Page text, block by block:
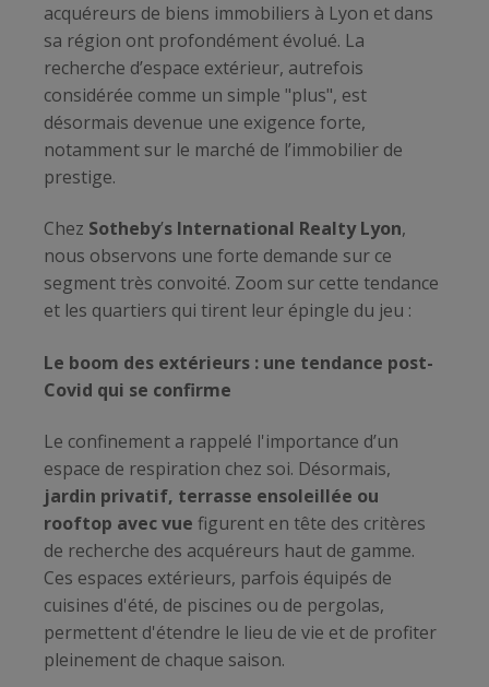
acquéreurs de biens immobiliers à Lyon et dans
sa région ont profondément évolué. La
recherche d’espace extérieur, autrefois
considérée comme un simple "plus", est
désormais devenue une exigence forte,
notamment sur le marché de l’immobilier de
prestige.
Chez Sotheby’s International Realty Lyon,
nous observons une forte demande sur ce
segment très convoité. Zoom sur cette tendance
et les quartiers qui tirent leur épingle du jeu :
Le boom des extérieurs : une tendance post-
Covid qui se confirme
Le confinement a rappelé l'importance d’un
espace de respiration chez soi. Désormais,
jardin privatif, terrasse ensoleillée ou
rooftop avec vue figurent en tête des critères
de recherche des acquéreurs haut de gamme.
Ces espaces extérieurs, parfois équipés de
cuisines d'été, de piscines ou de pergolas,
permettent d'étendre le lieu de vie et de profiter
pleinement de chaque saison.